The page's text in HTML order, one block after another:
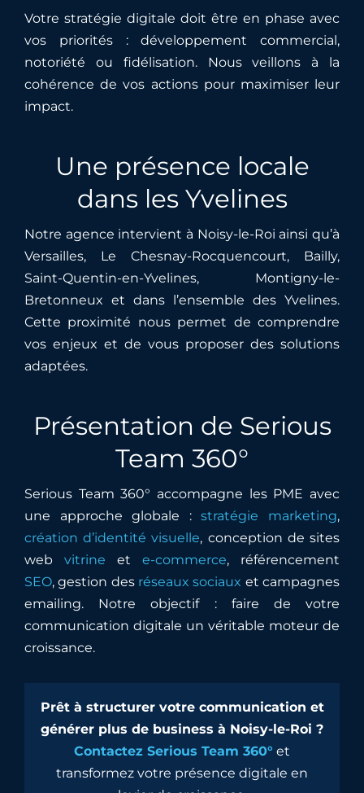
Votre stratégie digitale doit être en phase avec
vos priorités : développement commercial,
notoriété ou fidélisation. Nous veillons à la
cohérence de vos actions pour maximiser leur
impact.
Une présence locale
dans les Yvelines
Notre agence intervient à Noisy-le-Roi ainsi qu’à
Versailles, Le Chesnay-Rocquencourt, Bailly,
Saint-Quentin-en-Yvelines, Montigny-le-
Bretonneux et dans l’ensemble des Yvelines.
Cette proximité nous permet de comprendre
vos enjeux et de vous proposer des solutions
adaptées.
Présentation de Serious
Team 360°
Serious Team 360° accompagne les PME avec
une approche globale :stratégie marketing,
création d’identité visuelle, conception de sites
web vitrine ete-commerce, référencement
SEO, gestion des réseaux sociaux et campagnes
emailing. Notre objectif : faire de votre
communication digitale un véritable moteur de
croissance.
Prêt à structurer votre communication et
générer plus de business à Noisy-le-Roi ?
Contactez Serious Team 360° et
transformez votre présence digitale en